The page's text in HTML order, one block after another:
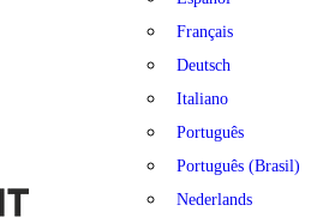
Français
Deutsch
Italiano
Português
Português (Brasil)
Nederlands